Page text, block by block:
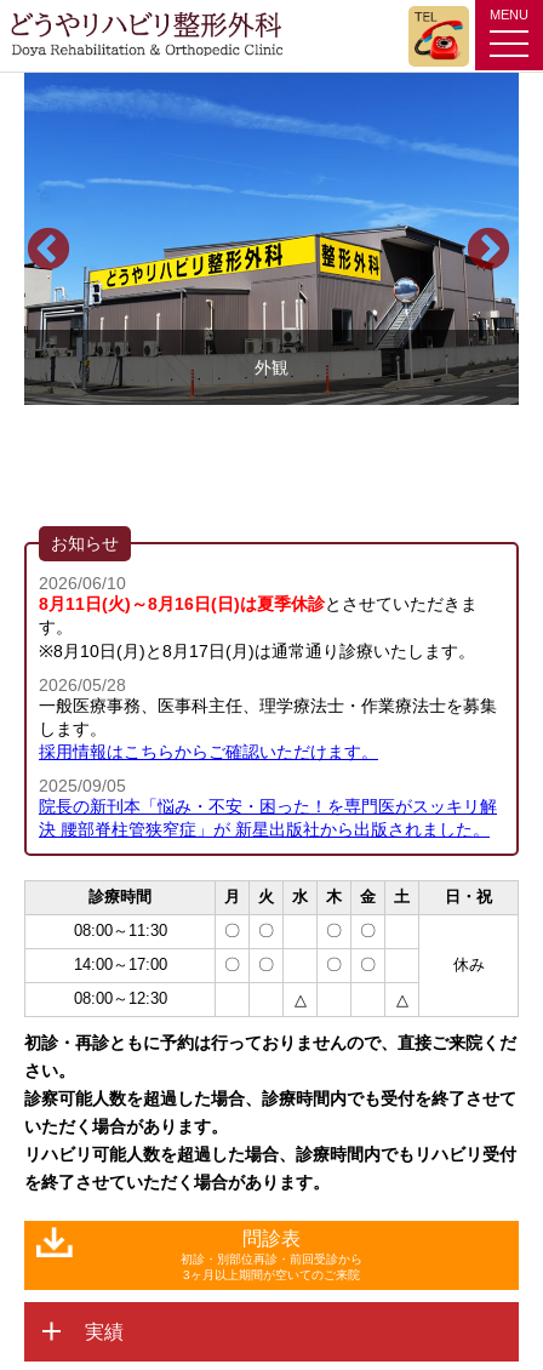
MENU
外観
お知らせ
2026/06/10
8月11日(火)～8月16日(日)は夏季休診とさせていただきま
す。
※8月10日(月)と8月17日(月)は通常通り診療いたします。
2026/05/28
一般医療事務、医事科主任、理学療法士・作業療法士を募集
します。
採用情報はこちらからご確認いただけます。
2025/09/05
院長の新刊本「悩み・不安・困った！を専門医がスッキリ解
決 腰部脊柱管狭窄症」が 新星出版社から出版されました。
診療時間 月 火 水 木 金 土
日・祝
08:00～11:30
〇 〇 〇
〇
休み
14:00～17:00 〇 〇 〇
〇
08:00～12:30
△ △
初診・再診ともに予約は行っておりませんので、直接ご来院くだ
さい。
診察可能人数を超過した場合、診療時間内でも受付を終了させて
いただく場合があります。
リハビリ可能人数を超過した場合、診療時間内でもリハビリ受付
を終了させていただく場合があります。
問診表
初診・別部位再診・前回受診から
3ヶ月以上期間が空いてのご来院
実績